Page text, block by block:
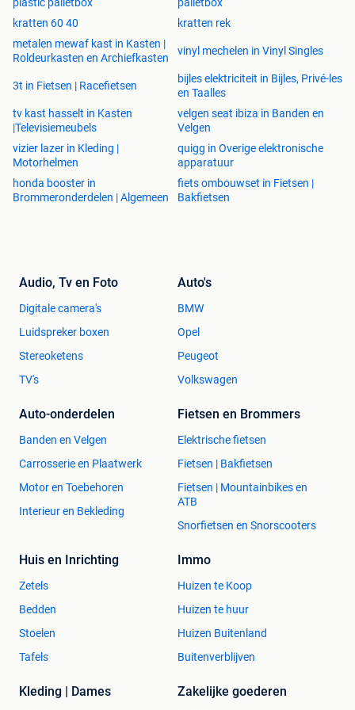
steekwagens, stellingen, labels of deksels.
Benieuwd welke kunststof opslagbox of magazijnbak voor
jou geschikt is? Bekijk snel ons aanbod op
www.kruizinga.be!
- Levering door heel Europa mogelijk
Uit voorraad leverbaar ( o.v.v. tussentijdse verkoop )
Kruizinga
Ir. R.R. van der Zeelaan 1
Magazijnen zijn op werkdagen geopend van 8:00 uur tot
17:00 uur
Afhalen kan op werkdagen van 8:00 uur tot 16:45 uur
Bij Kruizinga hebben we een breed assortiment opslag en
maatwerk en in de verhuur leverbaar.
Heeft u nieuwe of gebruikte producten in en om uw
magazijn, die u niet meer gebruikt?
Kruizinga koopt uw (overtollige) logistieke materialen,
goederen en (rest)partijen op:
https://www.kruizinga.be/product-aanbieden
Zoekt u andere kunststof/stalen stapelbakken, interne
transport- en opslagmiddelen of inrichting voor uw
magazijn/werkplaats?
Bekijk snel ons aanbod op www.kruizinga.be!
bakken | plastic kratten | kunststof krat | vouwkrat |
kratten 60 40
kratten rek
metalen mewaf kast in Kasten |
Roldeurkasten en Archiefkasten
vinyl mechelen in Vinyl Singles
3t in Fietsen | Racefietsen
bijles elektriciteit in Bijles, Privé-les
en Taalles
tv kast hasselt in Kasten
|Televisiemeubels
velgen seat ibiza in Banden en
Velgen
vizier lazer in Kleding |
Motorhelmen
quigg in Overige elektronische
apparatuur
honda booster in
Brommeronderdelen | Algemeen
fiets ombouwset in Fietsen |
Bakfietsen
Audio, Tv en Foto
Digitale camera's
Luidspreker boxen
Stereoketens
TV's
Auto's
BMW
Opel
Peugeot
Volkswagen
Auto-onderdelen
Banden en Velgen
Carrosserie en Plaatwerk
Motor en Toebehoren
Interieur en Bekleding
Fietsen en Brommers
Elektrische fietsen
Fietsen | Bakfietsen
Fietsen | Mountainbikes en
ATB
Snorfietsen en Snorscooters
Huis en Inrichting
Zetels
Bedden
Stoelen
Tafels
Immo
Huizen te Koop
Huizen te huur
Huizen Buitenland
Buitenverblijven
Kleding | Dames Zakelijke goederen